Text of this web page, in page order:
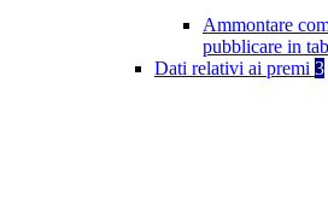
Ammontare
pubblicare in
Dati relativi ai premi 3